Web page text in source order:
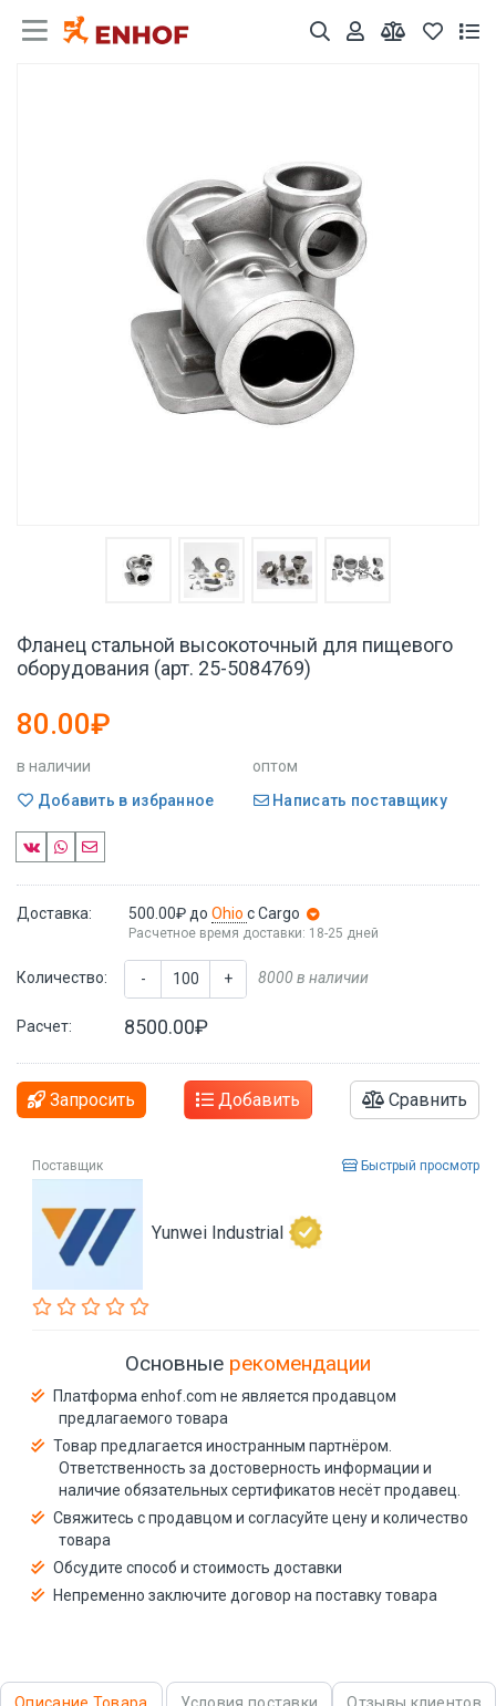
Фланец стальной высокоточный для пищевого
оборудования (арт. 25-5084769)
80.00₽
в наличии
оптом
Добавить в избранное
Написать поставщику
Доставка: 500.00₽ до Ohio с Cargo
Расчетное время доставки: 18-25 дней
Количество: - + 8000 в наличии
Расчет: 8500.00₽
Запросить Добавить Сравнить
Поставщик Быстрый просмотр
Yunwei Industrial
Основные рекомендации
Платформа enhof.com не является продавцом
предлагаемого товара
Товар предлагается иностранным партнёром.
Ответственность за достоверность информации и
наличие обязательных сертификатов несёт продавец.
Свяжитесь с продавцом и согласуйте цену и количество
товара
Обсудите способ и стоимость доставки
Непременно заключите договор на поставку товара
Описание Товара Условия поставки Отзывы клиентов